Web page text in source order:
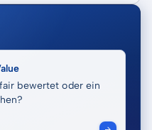
bewertet oder ein